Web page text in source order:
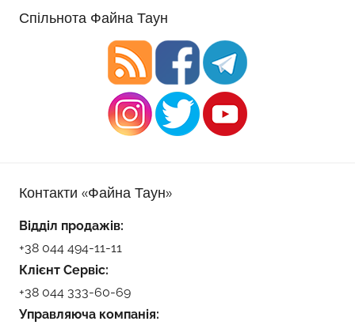
Спільнота Файна Таун
Контакти «Файна Таун»
Відділ продажів:
+38 044 494-11-11
Клієнт Сервіс:
+38 044 333-60-69
Управляюча компанія: